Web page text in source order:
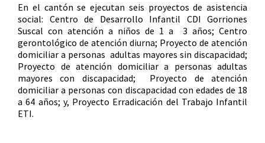
En el cantón se ejecutan seis proyectos de asistencia
social: Centro de Desarrollo Infantil CDI Gorriones
Suscal con atención a niños de 1 a 3 años; Centro
gerontológico de atención diurna; Proyecto de atención
domiciliar a personas adultas mayores sin discapacidad;
Proyecto de atención domiciliar a personas adultas
mayores con discapacidad; Proyecto de atención
domiciliar a personas con discapacidad con edades de 18
a 64 años; y, Proyecto Erradicación del Trabajo Infantil
ETI.